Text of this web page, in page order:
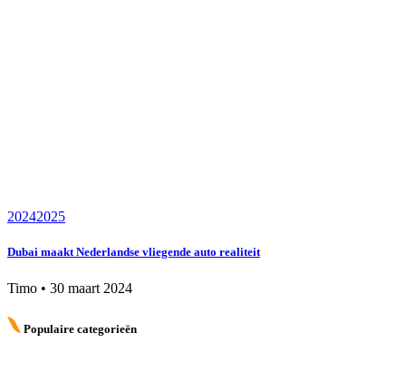
20242025
Dubai maakt Nederlandse vliegende auto realiteit
Timo • 30 maart 2024
Populaire categorieën